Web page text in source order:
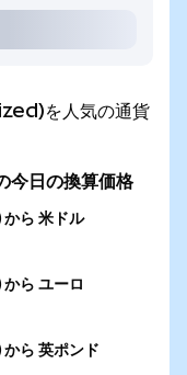
を人気の通貨
今日の換算価格
ら 米ドル
ら ユーロ
ら 英ポンド